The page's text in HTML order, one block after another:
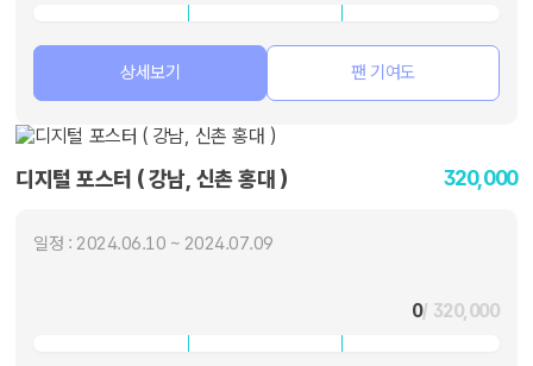
상세보기 팬 기여도
디지털 포스터 ( 강남, 신촌 홍대 ) 320,000
일정 : 2024.06.10 ~ 2024.07.09
0/ 320,000